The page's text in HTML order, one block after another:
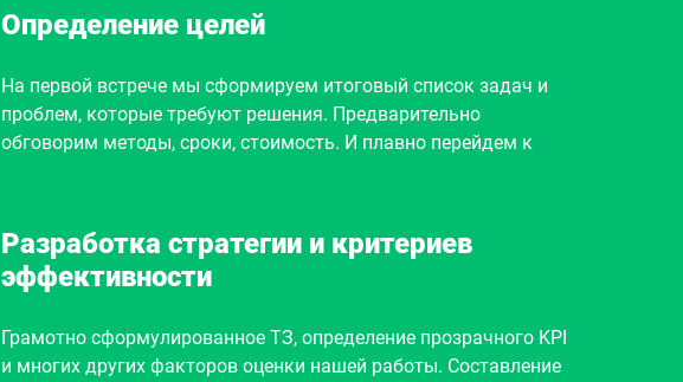
Определение целей
На первой встрече мы сформируем итоговый список задач и
проблем, которые требуют решения. Предварительно
обговорим методы, сроки, стоимость. И плавно перейдем к
Разработка стратегии и критериев
эффективности
Грамотно сформулированное ТЗ, определение прозрачного KPI
и многих других факторов оценки нашей работы. Составление